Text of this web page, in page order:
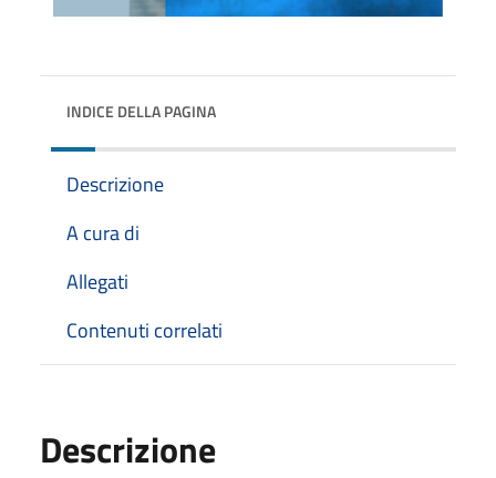
INDICE DELLA PAGINA
Descrizione
A cura di
Allegati
Contenuti correlati
Descrizione